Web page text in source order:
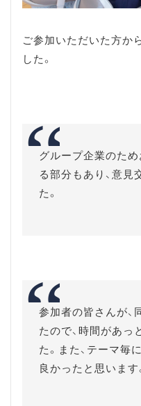
ご参加いただいた方か
した。
グループ企業のた
る部分もあり、意
た。
参加者の皆さんが
たので、時間があっ
た。また、テーマ毎
良かったと思います